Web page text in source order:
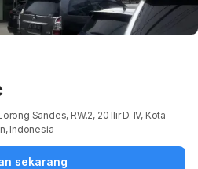
Sandes, RW.2, 20 Ilir D. IV, Kota
Indonesia
sekarang